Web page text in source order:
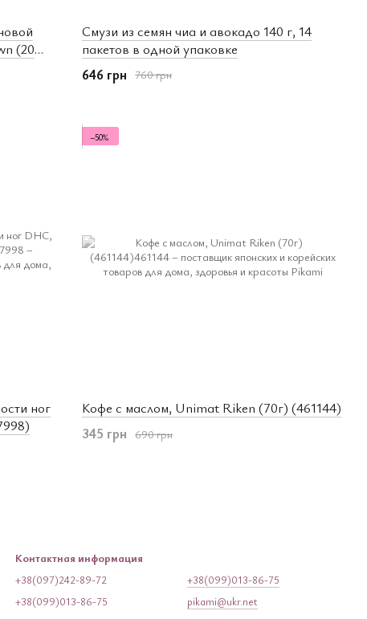
(20
Смузи из семян чиа и авокадо 140 г, 14
пакетов в одной упаковке
760 грн
646 грн
ног
−50%
Кофе с маслом, Unimat Riken (70г) (461144)
690 грн
345 грн
Контактная информация
+38(097)242-89-72
+38(099)013-86-75
+38(099)013-86-75
pikami@ukr.net